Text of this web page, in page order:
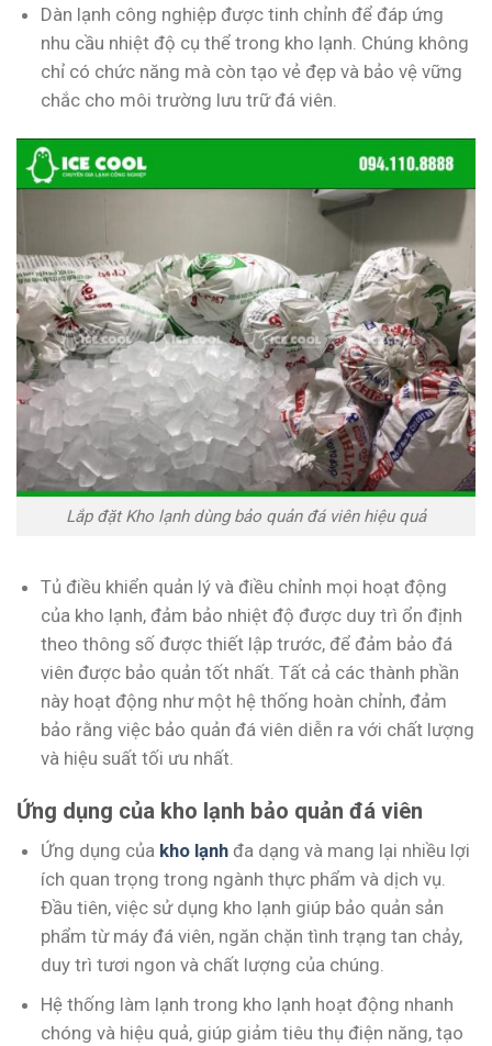
Dàn lạnh công nghiệp được tinh chỉnh để đáp ứng
nhu cầu nhiệt độ cụ thể trong kho lạnh. Chúng không
chỉ có chức năng mà còn tạo vẻ đẹp và bảo vệ vững
chắc cho môi trường lưu trữ đá viên.
Lắp đặt Kho lạnh dùng bảo quản đá viên hiệu quả
Tủ điều khiển quản lý và điều chỉnh mọi hoạt động
của kho lạnh, đảm bảo nhiệt độ được duy trì ổn định
theo thông số được thiết lập trước, để đảm bảo đá
viên được bảo quản tốt nhất. Tất cả các thành phần
này hoạt động như một hệ thống hoàn chỉnh, đảm
bảo rằng việc bảo quản đá viên diễn ra với chất lượng
và hiệu suất tối ưu nhất.
Ứng dụng của kho lạnh bảo quản đá viên
Ứng dụng của kho lạnhđa dạng và mang lại nhiều lợi
ích quan trọng trong ngành thực phẩm và dịch vụ.
Đầu tiên, việc sử dụng kho lạnh giúp bảo quản sản
phẩm từ máy đá viên, ngăn chặn tình trạng tan chảy,
duy trì tươi ngon và chất lượng của chúng.
Hệ thống làm lạnh trong kho lạnh hoạt động nhanh
chóng và hiệu quả, giúp giảm tiêu thụ điện năng, tạo